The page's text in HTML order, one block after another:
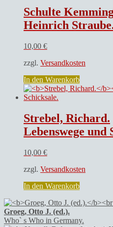
Schulte
Heinrich
10,00 €
zzgl. Versandkosten
In den Warenkorb
Strebel, Richard.
Lebenswege und
10,00 €
zzgl. Versandkosten
In den Warenkorb
Groeg, Otto J. (ed.).
Who` s Who in Germany.